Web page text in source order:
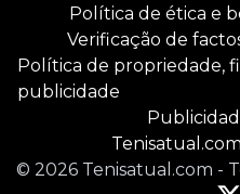
Política de ética e
Verificação de
Política de propriedade,
publicidade
© 2026 Tenisatual.com -